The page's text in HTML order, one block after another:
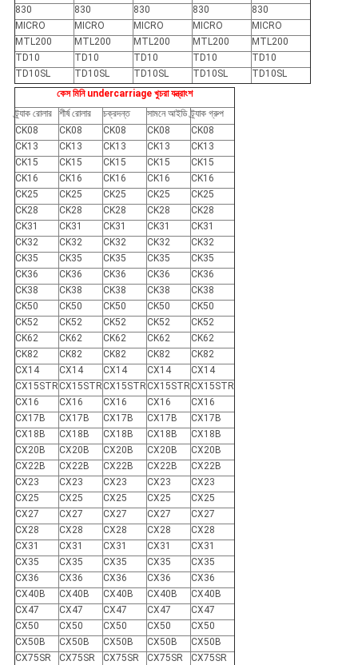
830 830 830 830
830
MICRO
MICRO MICRO MICRO
MICRO
MTL200
MTL200 MTL200 MTL200
MTL200
TD10
TD10 TD10 TD10
TD10
TD10SL
TD10SL TD10SL TD10SL
TD10SL
কেস মিনি undercarriage খুচরা যন্ত্রাংশ
ট্র্যাক রোলার
শীর্ষ রোলার চক্রদন্ত সামনে আইডি ট্র্যাক গ্রুপ
CK08
CK08 CK08 CK08
CK08
CK13
CK13 CK13 CK13
CK13
CK15
CK15 CK15 CK15
CK15
CK16
CK16 CK16 CK16
CK16
CK25
CK25 CK25 CK25
CK25
CK28
CK28 CK28 CK28
CK28
CK31
CK31 CK31 CK31
CK31
CK32
CK32 CK32 CK32
CK32
CK35
CK35 CK35 CK35
CK35
CK36
CK36 CK36 CK36
CK36
CK38
CK38 CK38 CK38
CK38
CK50
CK50 CK50 CK50
CK50
CK52
CK52 CK52 CK52
CK52
CK62
CK62 CK62 CK62
CK62
CK82
CK82 CK82 CK82
CK82
CX14
CX14 CX14 CX14
CX14
CX15STR CX15STR CX15STR CX15STR CX15STR
CX16
CX16 CX16 CX16
CX16
CX17B
CX17B CX17B CX17B
CX17B
CX18B
CX18B CX18B CX18B
CX18B
CX20B
CX20B CX20B CX20B
CX20B
CX22B
CX22B CX22B CX22B
CX22B
CX23
CX23 CX23 CX23
CX23
CX25
CX25 CX25 CX25
CX25
CX27
CX27 CX27 CX27
CX27
CX28
CX28 CX28 CX28
CX28
CX31
CX31 CX31 CX31
CX31
CX35
CX35 CX35 CX35
CX35
CX36
CX36 CX36 CX36
CX36
CX40B
CX40B CX40B CX40B
CX40B
CX47
CX47 CX47 CX47
CX47
CX50
CX50 CX50 CX50
CX50
CX50B
CX50B CX50B CX50B
CX50B
CX75SR
CX75SR CX75SR CX75SR
CX75SR